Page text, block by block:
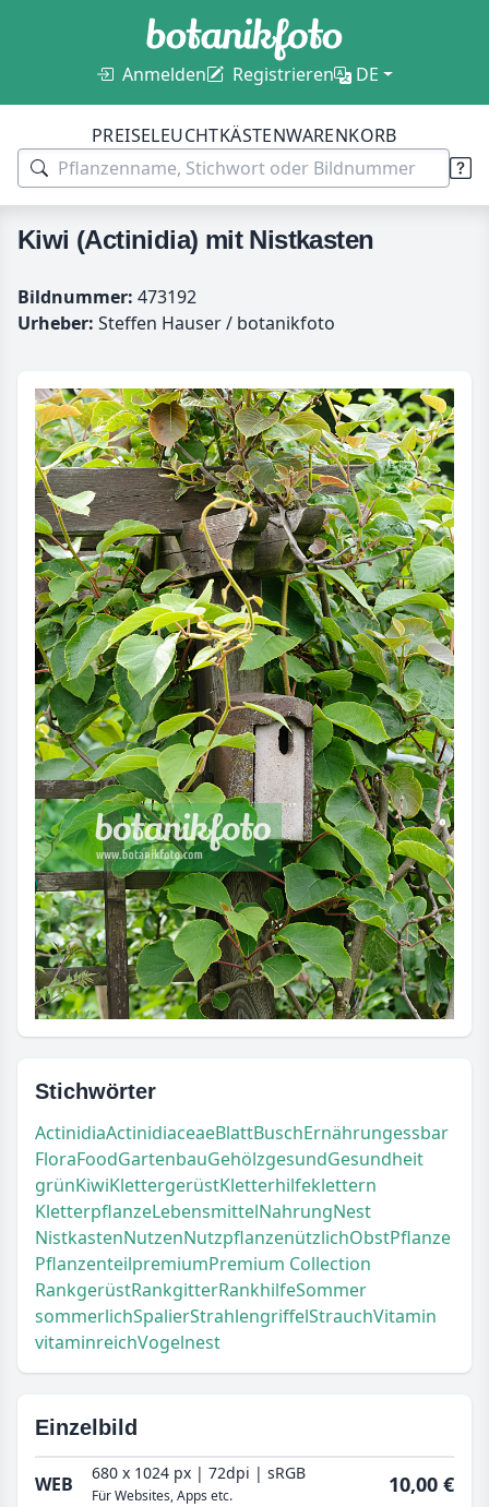
Anmelden Registrieren DE
PREISELEUCHTKÄSTENWARENKORB
Kiwi (Actinidia) mit Nistkasten
Bildnummer: 473192
Urheber: Steffen Hauser / botanikfoto
Stichwörter
ActinidiaActinidiaceaeBlattBuschErnährungessbar
FloraFoodGartenbauGehölzgesundGesundheit
grünKiwiKlettergerüstKletterhilfeklettern
KletterpflanzeLebensmittelNahrungNest
NistkastenNutzenNutzpflanzenützlichObstPflanze
PflanzenteilpremiumPremium Collection
RankgerüstRankgitterRankhilfeSommer
sommerlichSpalierStrahlengriffelStrauchVitamin
vitaminreichVogelnest
Einzelbild
WEB 680 x 1024 px | 72dpi | sRGB
Für Websites, Apps etc. 10,00 €